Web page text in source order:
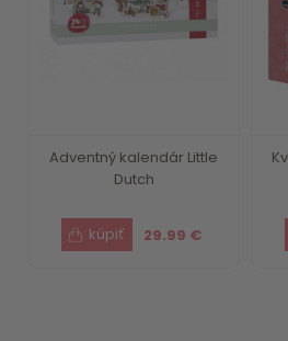
Adventný kalendár Little
Dutch
29.99 €